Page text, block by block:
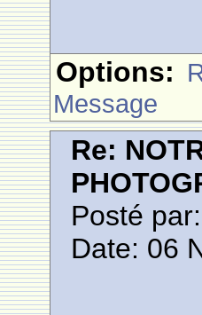
Options:
Message
Re:
Posté par:
Date: 06